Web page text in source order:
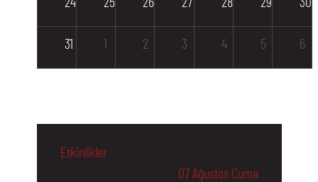
31 1 2 3 4 5 6
Etkinlikler
07 Ağustos Cuma